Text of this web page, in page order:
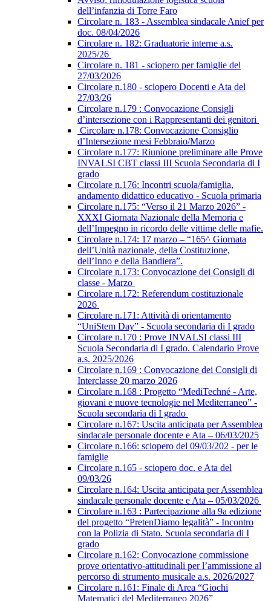
dell’infanzia di Torre Faro
Circolare n. 183 - Assemblea sindacale Anief per
doc. 08/04/2026
Circolare n. 182: Graduatorie interne a.s.
2025/26
Circolare n. 181 - sciopero per famiglie del
27/03/2026
Circolare n.180 - sciopero Docenti e Ata del
27/03/26
Circolare n.179 : Convocazione Consigli
d’intersezione con i Rappresentanti dei genitori
Circolare n.178: Convocazione Consiglio
d’Intersezione mesi Febbraio/Marzo
Circolare n.177: Riunione preliminare alle Prove
INVALSI CBT classi III Scuola Secondaria di I
grado
Circolare n.176: Incontri scuola/famiglia,
andamento didattico educativo - Scuola primaria
Circolare n.175: “Verso il 21 Marzo 2026” -
XXXI Giornata Nazionale della Memoria e
dell’Impegno in ricordo delle vittime delle mafie.
Circolare n.174: 17 marzo – “165^ Giornata
dell’Unità nazionale, della Costituzione,
dell’Inno e della Bandiera”.
Circolare n.173: Convocazione dei Consigli di
classe - Marzo
Circolare n.172: Referendum costituzionale
2026
Circolare n.171: Attività di orientamento
“UniStem Day” - Scuola secondaria di I grado
Circolare n.170 : Prove INVALSI classi III
Scuola Secondaria di I grado. Calendario Prove
a.s. 2025/2026
Circolare n.169 : Convocazione dei Consigli di
Interclasse 20 marzo 2026
Circolare n.168 : Progetto “MediTechné - Arte,
giovani e nuove tecnologie nel Mediterraneo” -
Scuola secondaria di I grado
Circolare n.167: Uscita anticipata per Assemblea
sindacale personale docente e Ata – 06/03/2025
Circolare n.166: sciopero del 09/03/202 - per le
famiglie
Circolare n.165 - sciopero doc. e Ata del
09/03/26
Circolare n.164: Uscita anticipata per Assemblea
sindacale personale docente e Ata – 05/03/2026
Circolare n.163 : Partecipazione alla 9a edizione
del progetto “PretenDiamo legalità” - Incontro
con la Polizia di Stato. Scuola secondaria di I
grado
Circolare n.162: Convocazione commissione
prove orientativo-attitudinali per l’ammissione al
percorso di strumento musicale a.s. 2026/2027
Circolare n.161: Finale di Area “Giochi
Matematici del Mediterraneo 2026”